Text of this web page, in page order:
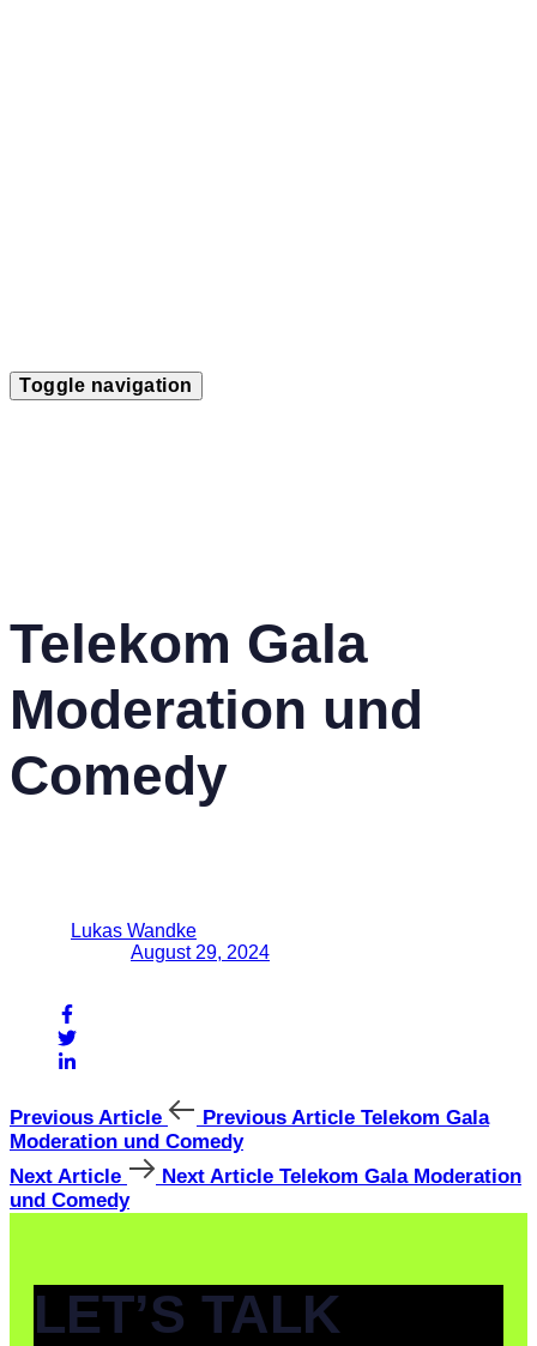
Toggle navigation
Telekom Gala
Moderation und
Comedy
Lukas Wandke
August 29, 2024
Previous Article Previous Article Telekom Gala
Moderation und Comedy
Next Article
Next Article Telekom Gala Moderation
und Comedy
LET’S TALK